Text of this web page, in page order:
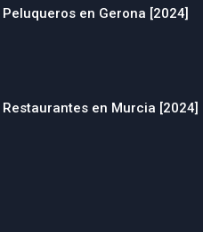
en Gerona [2024]
en Murcia [2024]